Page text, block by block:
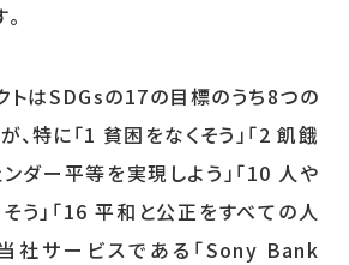
トはSDGsの17の目標のうち8つの
、特に「1 貧困をなくそう」「2 飢餓
ンダー平等を実現しよう」「10 人や
う」「16 平和と公正をすべての人
当社サービスである「Sony Bank